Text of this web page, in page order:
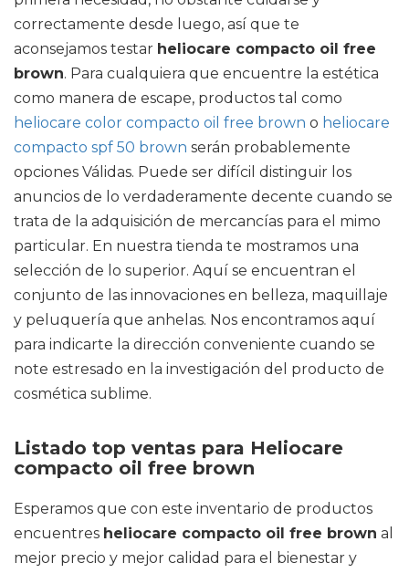
correctamente desde luego, así que te
aconsejamos testar heliocare compacto oil free
brown. Para cualquiera que encuentre la estética
como manera de escape, productos tal como
heliocare color compacto oil free brown o heliocare
compacto spf 50 brown serán probablemente
opciones Válidas. Puede ser difícil distinguir los
anuncios de lo verdaderamente decente cuando se
trata de la adquisición de mercancías para el mimo
particular. En nuestra tienda te mostramos una
selección de lo superior. Aquí se encuentran el
conjunto de las innovaciones en belleza, maquillaje
y peluquería que anhelas. Nos encontramos aquí
para indicarte la dirección conveniente cuando se
note estresado en la investigación del producto de
cosmética sublime.
Listado top ventas para Heliocare
compacto oil free brown
Esperamos que con este inventario de productos
encuentres heliocare compacto oil free brown al
mejor precio y mejor calidad para el bienestar y